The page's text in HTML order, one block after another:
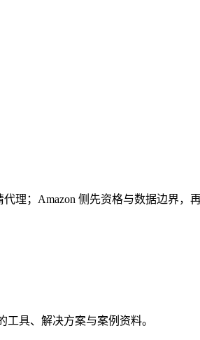
理；Amazon 侧先资格与数据边界，
具、解决方案与案例资料。